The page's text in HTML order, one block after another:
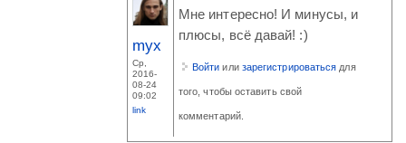
myx
Ср,
2016-
08-24
09:02
link
Мне интересно! И минусы, и
плюсы, всё давай! :)
Войти или зарегистрироваться для
того, чтобы оставить свой
комментарий.